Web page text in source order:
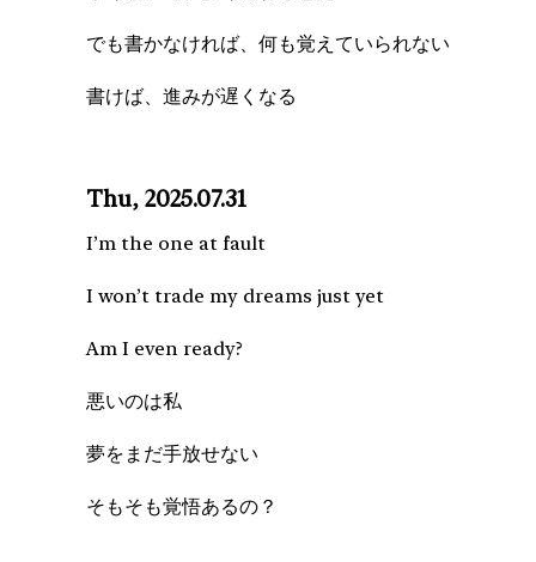
でも書かなければ、何も覚えていられない
書けば、進みが遅くなる
Thu, 2025.07.31
I’m the one at fault
I won’t trade my dreams just yet
Am I even ready?
悪いのは私
夢をまだ手放せない
そもそも覚悟あるの？